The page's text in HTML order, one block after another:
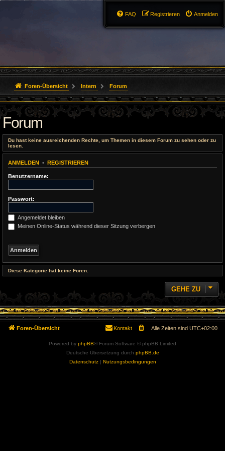
Anmelden
Registrieren
FAQ
Foren-Übersicht Intern Forum
Forum
Du hast keine ausreichenden Rechte, um Themen in diesem Forum zu sehen oder zu
lesen.
ANMELDEN • REGISTRIEREN
Benutzername:
Passwort:
Angemeldet bleiben
Meinen Online-Status während dieser Sitzung verbergen
Diese Kategorie hat keine Foren.
GEHE ZU
Foren-Übersicht Alle Zeiten sind UTC+02:00
Kontakt
Powered by phpBB® Forum Software © phpBB Limited
Deutsche Übersetzung durch phpBB.de
Datenschutz| Nutzungsbedingungen